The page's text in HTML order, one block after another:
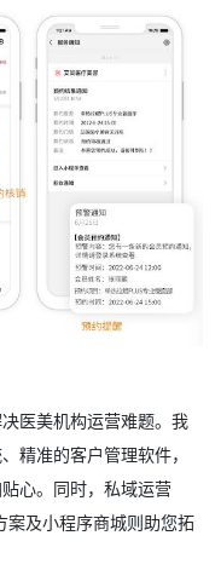
医美机构运营难题。我
精准的客户管理软件，
心。同时，私域运营
及小程序商城则助您拓